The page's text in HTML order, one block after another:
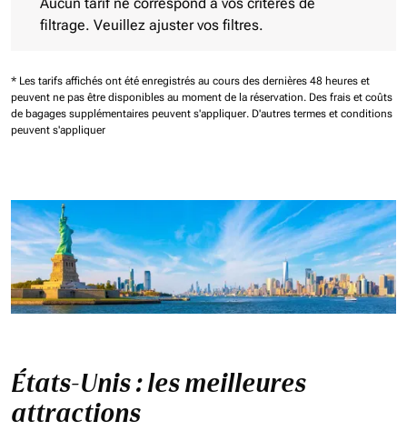
Aucun tarif ne correspond à vos critères de
filtrage. Veuillez ajuster vos filtres.
* Les tarifs affichés ont été enregistrés au cours des dernières 48 heures et
peuvent ne pas être disponibles au moment de la réservation. Des frais et coûts
de bagages supplémentaires peuvent s'appliquer. D'autres termes et conditions
peuvent s'appliquer
États-Unis : les meilleures
attractions